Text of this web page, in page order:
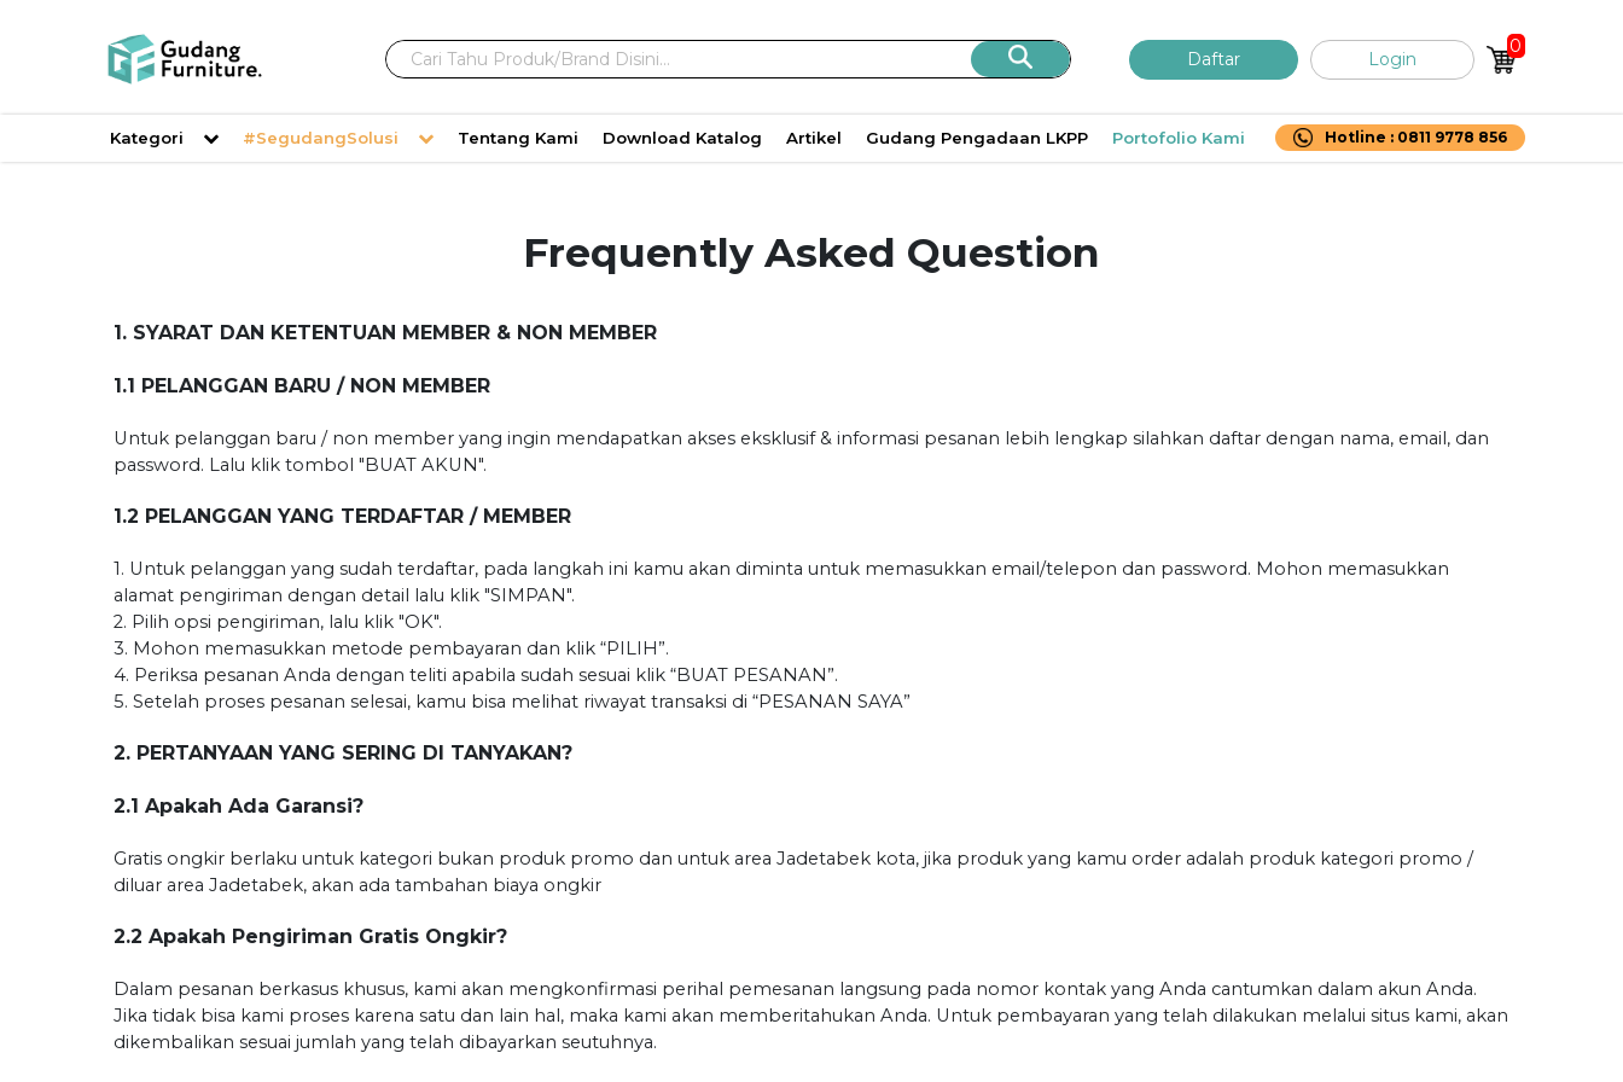
Cari Tahu Produk/Brand Disini... Daftar Login
0
Kategori #SegudangSolusi Tentang Kami Download Katalog Artikel Gudang Pengadaan LKPP Portofolio Kami Hotline : 0811 9778 856
Frequently Asked Question
1. SYARAT DAN KETENTUAN MEMBER & NON MEMBER
1.1 PELANGGAN BARU / NON MEMBER
Untuk pelanggan baru / non member yang ingin mendapatkan akses eksklusif & informasi pesanan lebih lengkap silahkan daftar dengan nama, email, dan
password. Lalu klik tombol "BUAT AKUN".
1.2 PELANGGAN YANG TERDAFTAR / MEMBER
1. Untuk pelanggan yang sudah terdaftar, pada langkah ini kamu akan diminta untuk memasukkan email/telepon dan password. Mohon memasukkan
alamat pengiriman dengan detail lalu klik "SIMPAN".
2. Pilih opsi pengiriman, lalu klik "OK".
3. Mohon memasukkan metode pembayaran dan klik “PILIH”.
4. Periksa pesanan Anda dengan teliti apabila sudah sesuai klik “BUAT PESANAN”.
5. Setelah proses pesanan selesai, kamu bisa melihat riwayat transaksi di “PESANAN SAYA”
2. PERTANYAAN YANG SERING DI TANYAKAN?
2.1 Apakah Ada Garansi?
Gratis ongkir berlaku untuk kategori bukan produk promo dan untuk area Jadetabek kota, jika produk yang kamu order adalah produk kategori promo /
diluar area Jadetabek, akan ada tambahan biaya ongkir
2.2 Apakah Pengiriman Gratis Ongkir?
Dalam pesanan berkasus khusus, kami akan mengkonfirmasi perihal pemesanan langsung pada nomor kontak yang Anda cantumkan dalam akun Anda.
Jika tidak bisa kami proses karena satu dan lain hal, maka kami akan memberitahukan Anda. Untuk pembayaran yang telah dilakukan melalui situs kami, akan
dikembalikan sesuai jumlah yang telah dibayarkan seutuhnya.